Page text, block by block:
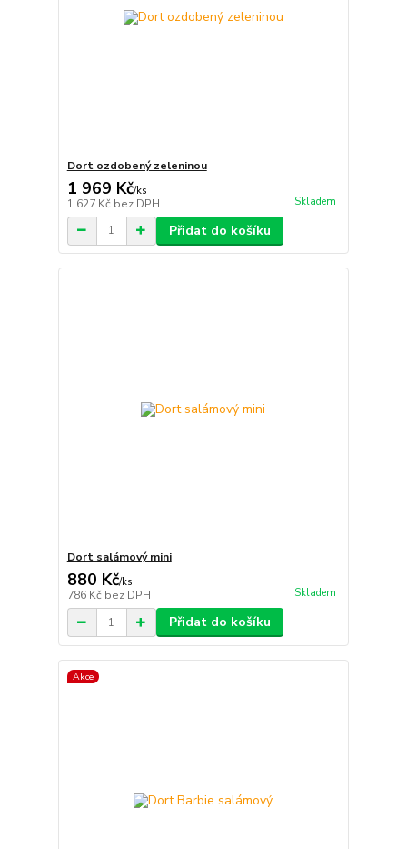
Dort ozdobený zeleninou
1 969 Kč/ks
1 627 Kč bez DPH Skladem
Přidat do košíku
Dort salámový mini
880 Kč/ks
786 Kč bez DPH Skladem
Přidat do košíku
Akce